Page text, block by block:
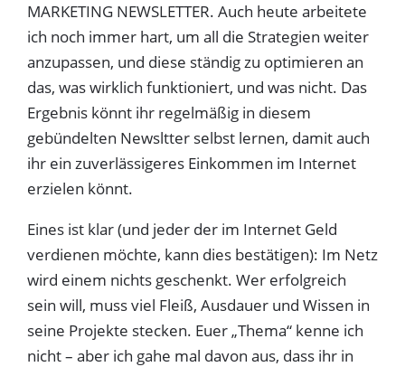
MARKETING NEWSLETTER. Auch heute arbeitete
ich noch immer hart, um all die Strategien weiter
anzupassen, und diese ständig zu optimieren an
das, was wirklich funktioniert, und was nicht. Das
Ergebnis könnt ihr regelmäßig in diesem
gebündelten Newsltter selbst lernen, damit auch
ihr ein zuverlässigeres Einkommen im Internet
erzielen könnt.
Eines ist klar (und jeder der im Internet Geld
verdienen möchte, kann dies bestätigen): Im Netz
wird einem nichts geschenkt. Wer erfolgreich
sein will, muss viel Fleiß, Ausdauer und Wissen in
seine Projekte stecken. Euer „Thema“ kenne ich
nicht – aber ich gahe mal davon aus, dass ihr in